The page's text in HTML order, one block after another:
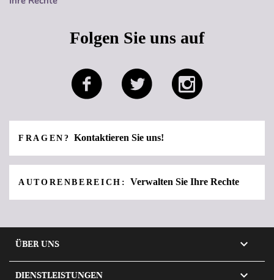
Folgen Sie uns auf
FRAGEN? Kontaktieren Sie uns!
AUTORENBEREICH: Verwalten Sie Ihre Rechte
ÜBER UNS 
DIENSTLEISTUNGEN 